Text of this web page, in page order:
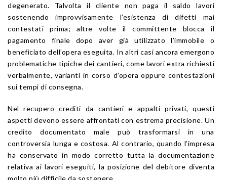
degenerato. Talvolta il cliente non paga il saldo lavori
sostenendo improvvisamente l’esistenza di difetti mai
contestati prima; altre volte il committente blocca il
pagamento finale dopo aver già utilizzato l’immobile o
beneficiato dell’opera eseguita. In altri casi ancora emergono
problematiche tipiche dei cantieri, come lavori extra richiesti
verbalmente, varianti in corso d’opera oppure contestazioni
sui tempi di consegna.
Nel recupero crediti da cantieri e appalti privati, questi
aspetti devono essere affrontati con estrema precisione. Un
credito documentato male può trasformarsi in una
controversia lunga e costosa. Al contrario, quando l’impresa
ha conservato in modo corretto tutta la documentazione
relativa ai lavori eseguiti, la posizione del debitore diventa
molto più difficile da sostenere.